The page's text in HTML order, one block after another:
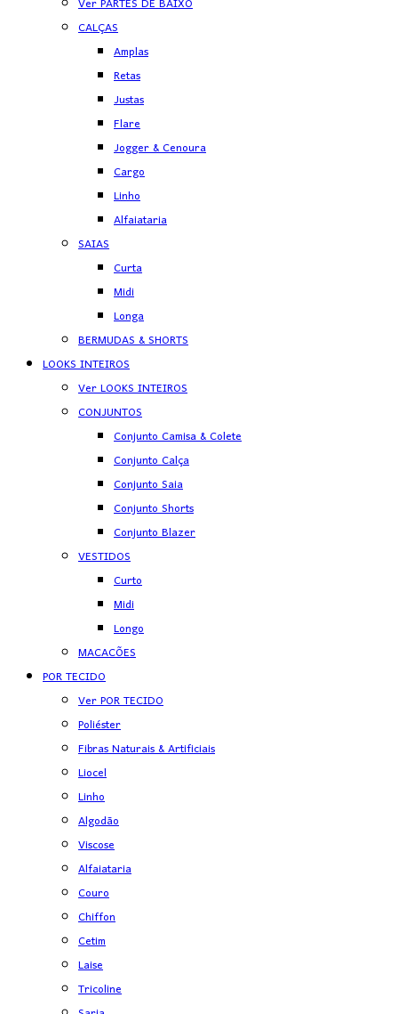
CALÇAS
Amplas
Retas
Justas
Flare
Jogger & Cenoura
Cargo
Linho
Alfaiataria
SAIAS
Curta
Midi
Longa
BERMUDAS & SHORTS
LOOKS INTEIROS
Ver LOOKS INTEIROS
CONJUNTOS
Conjunto Camisa & Colete
Conjunto Calça
Conjunto Saia
Conjunto Shorts
Conjunto Blazer
VESTIDOS
Curto
Midi
Longo
MACACÕES
POR TECIDO
Ver POR TECIDO
Poliéster
Fibras Naturais & Artificiais
Liocel
Linho
Algodão
Viscose
Alfaiataria
Couro
Chiffon
Cetim
Laise
Tricoline